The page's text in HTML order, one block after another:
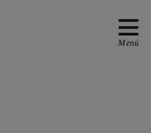
Menü